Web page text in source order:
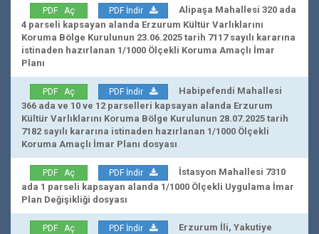
PDF Aç PDF İndir
Alipaşa Mahallesi 320 ada
4 parseli kapsayan alanda Erzurum Kültür Varlıklarını
Koruma Bölge Kurulunun 23.06.2025 tarih 7117 sayılı kararına
istinaden hazırlanan 1/1000 Ölçekli Koruma Amaçlı İmar
Planı
PDF Aç PDF İndir
Habipefendi Mahallesi
366 ada ve 10 ve 12 parselleri kapsayan alanda Erzurum
Kültür Varlıklarını Koruma Bölge Kurulunun 28.07.2025 tarih
7182 sayılı kararına istinaden hazırlanan 1/1000 Ölçekli
Koruma Amaçlı İmar Planı dosyası
PDF Aç PDF İndir
İstasyon Mahallesi 7310
ada 1 parseli kapsayan alanda 1/1000 Ölçekli Uygulama İmar
Plan Değişikliği dosyası
PDF Aç PDF İndir
Erzurum İli, Yakutiye